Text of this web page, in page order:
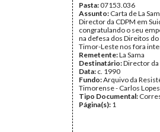
Pasta:07153.036
Assunto: Carta de La
Director da CDPM em
congratulando o seu
na defesa dos Direitos do
Timor-Leste nos fora
Remetente:La Sama
Destinatário:Director da
Data: c. 1990
Fundo:Arquivo da
Timorense - Carlos Lopes
Tipo Documental:
Página(s): 1